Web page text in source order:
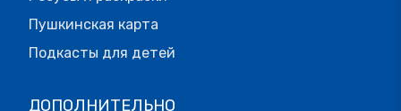
Пушкинская карта
Подкасты для детей
ДОПОЛНИТЕЛЬНО